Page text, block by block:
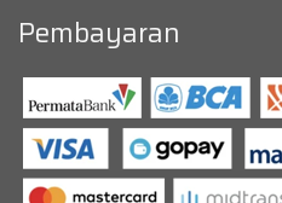
Pembayaran